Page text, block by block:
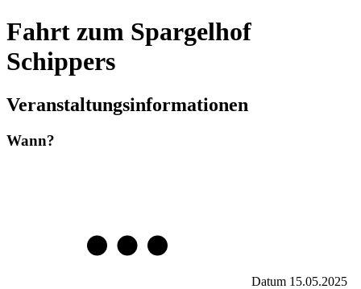
Fahrt zum Spargelhof
Schippers
Veranstaltungsinformationen
Wann?
Datum 15.05.2025